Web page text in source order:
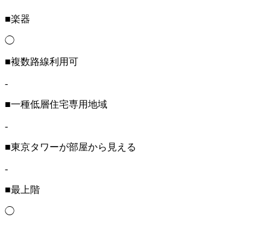
■楽器
◯
■複数路線利用可
-
■一種低層住宅専用地域
-
■東京タワーが部屋から見える
-
■最上階
◯